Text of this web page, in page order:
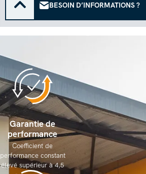
BESOIN D’INFORMATIONS ?
Garantie de
performance
Coefficient de
performance constant
élevé supérieur à 4,5